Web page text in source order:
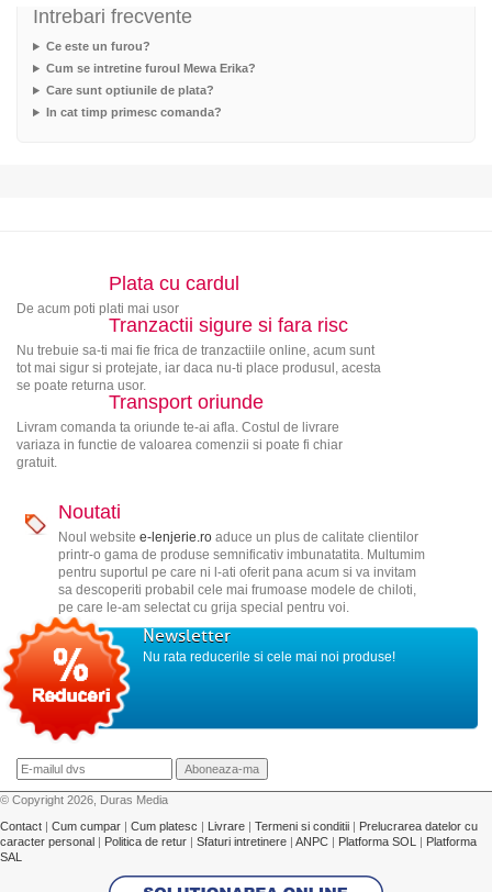
Intrebari frecvente
Ce este un furou?
Cum se intretine furoul Mewa Erika?
Care sunt optiunile de plata?
In cat timp primesc comanda?
Plata cu cardul
De acum poti plati mai usor
Tranzactii sigure si fara risc
Nu trebuie sa-ti mai fie frica de tranzactiile online, acum sunt
tot mai sigur si protejate, iar daca nu-ti place produsul, acesta
se poate returna usor.
Transport oriunde
Livram comanda ta oriunde te-ai afla. Costul de livrare
variaza in functie de valoarea comenzii si poate fi chiar
gratuit.
Noutati
Noul website e-lenjerie.roaduce un plus de calitate clientilor
printr-o gama de produse semnificativ imbunatatita. Multumim
pentru suportul pe care ni l-ati oferit pana acum si va invitam
sa descoperiti probabil cele mai frumoase modele de chiloti,
pe care le-am selectat cu grija special pentru voi.
Newsletter
Nu rata reducerile si cele mai noi produse!
© Copyright 2026, Duras Media
Contact | Cum cumpar | Cum platesc | Livrare | Termeni si conditii | Prelucrarea datelor cu
caracter personal | Politica de retur | Sfaturi intretinere | ANPC | Platforma SOL | Platforma
SAL